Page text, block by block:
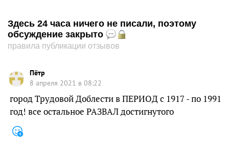
Здесь 24 часа ничего не писали, поэтому
обсуждение закрыто
правила публикации отзывов
Пётр
8 апреля 2021 в 08:22
город Трудовой Доблести в ПЕРИОД с 1917 - по 1991
год! все остальное РАЗВАЛ достигнутого